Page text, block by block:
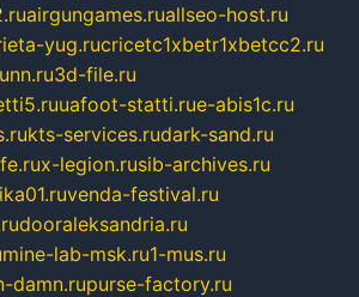
airgungames.ruallseo-host.ru
yug.rucricetc1xbetr1xbetcc2.ru
3d-file.ru
uafoot-statti.rue-abis1c.ru
kts-services.rudark-sand.ru
x-legion.rusib-archives.ru
venda-festival.ru
dooraleksandria.ru
mine-lab-msk.ru1-mus.ru
damn.rupurse-factory.ru